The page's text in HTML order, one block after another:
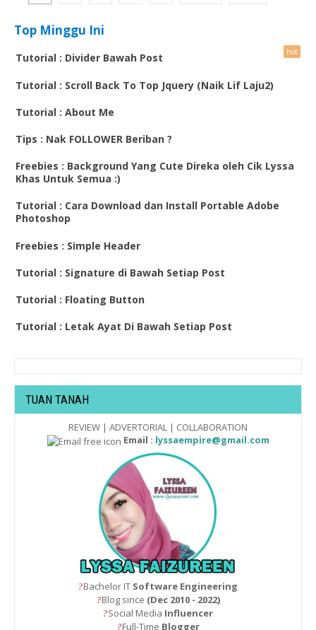
Top Minggu Ini
Tutorial : Divider Bawah Post
Tutorial : Scroll Back To Top Jquery (Naik Lif Laju2)
Tutorial : About Me
Tips : Nak FOLLOWER Beriban ?
Freebies : Background Yang Cute Direka oleh Cik Lyssa
Khas Untuk Semua :)
Tutorial : Cara Download dan Install Portable Adobe
Photoshop
Freebies : Simple Header
Tutorial : Signature di Bawah Setiap Post
Tutorial : Floating Button
Tutorial : Letak Ayat Di Bawah Setiap Post
TUAN TANAH
REVIEW | ADVERTORIAL | COLLABORATION
Email : lyssaempire@gmail.com
?Bachelor IT Software Engineering
?Blog since (Dec 2010 - 2022)
?Social Media Influencer
?Full-Time Blogger